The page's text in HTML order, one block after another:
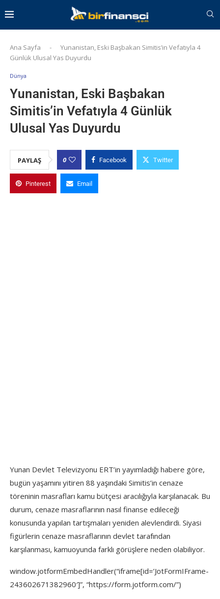
Ana Sayfa -
Yunanistan, Eski Başbakan Simitis’in Vefatıyla 4
Günlük Ulusal Yas Duyurdu
Dünya
Yunanistan, Eski Başbakan
Simitis’in Vefatıyla 4 Günlük
Ulusal Yas Duyurdu
PAYLAŞ 0 Facebook Twitter
Pinterest Email
Yunan Devlet Televizyonu ERT’in yayımladığı habere göre,
bugün yaşamını yitiren 88 yaşındaki Simitis’in cenaze
töreninin masrafları kamu bütçesi aracılığıyla karşılanacak. Bu
durum, cenaze masraflarının nasıl finanse edileceği
konusunda yapılan tartışmaları yeniden alevlendirdi. Siyasi
figürlerin cenaze masraflarının devlet tarafından
karşılanması, kamuoyunda farklı görüşlere neden olabiliyor.
window.jotformEmbedHandler(“iframe[id=’JotFormIFrame-
243602671382960′]”, “https://form.jotform.com/”)